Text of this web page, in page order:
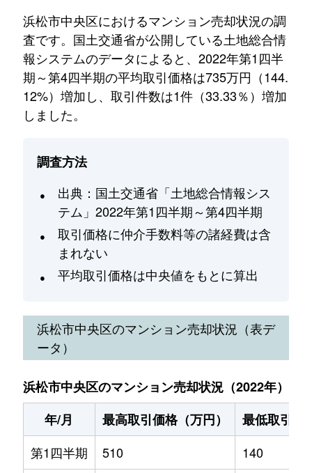
浜松市中央区におけるマンション売却状況の調
査です。国土交通省が公開している土地総合情
報システムのデータによると、2022年第1四半
期～第4四半期の平均取引価格は735万円（144.
12%）増加し、取引件数は1件（33.33％）増加
しました。
調査方法
出典：国土交通省「土地総合情報シス
テム」2022年第1四半期～第4四半期
取引価格に仲介手数料等の諸経費は含
まれない
平均取引価格は中央値をもとに算出
浜松市中央区のマンション売却状況（表デ
ータ）
浜松市中央区のマンション売却状況（2022年）
年/月
最高取引価格（万円）
最低取引価
第1四半期
510 140